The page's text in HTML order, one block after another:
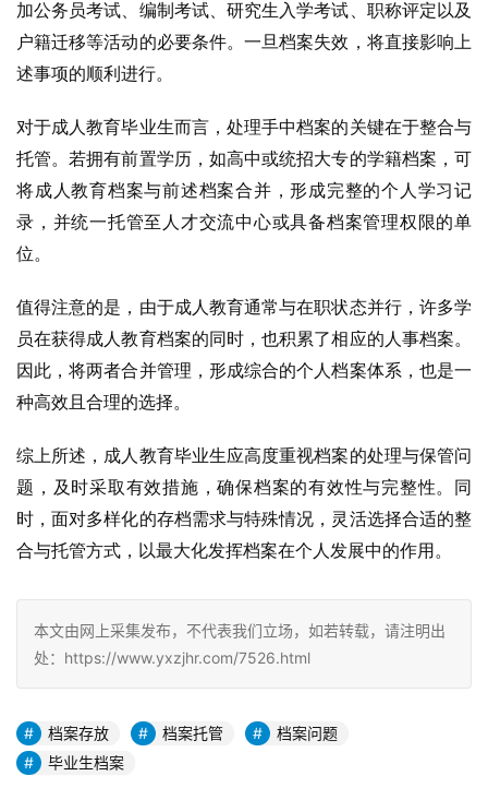
加公务员考试、编制考试、研究生入学考试、职称评定以及
户籍迁移等活动的必要条件。一旦档案失效，将直接影响上
述事项的顺利进行。
对于成人教育毕业生而言，处理手中档案的关键在于整合与
托管。若拥有前置学历，如高中或统招大专的学籍档案，可
将成人教育档案与前述档案合并，形成完整的个人学习记
录，并统一托管至人才交流中心或具备档案管理权限的单
位。
值得注意的是，由于成人教育通常与在职状态并行，许多学
员在获得成人教育档案的同时，也积累了相应的人事档案。
因此，将两者合并管理，形成综合的个人档案体系，也是一
种高效且合理的选择。
综上所述，成人教育毕业生应高度重视档案的处理与保管问
题，及时采取有效措施，确保档案的有效性与完整性。同
时，面对多样化的存档需求与特殊情况，灵活选择合适的整
合与托管方式，以最大化发挥档案在个人发展中的作用。
本文由网上采集发布，不代表我们立场，如若转载，请注明出
处：https://www.yxzjhr.com/7526.html
档案存放 档案托管
档案问题
毕业生档案